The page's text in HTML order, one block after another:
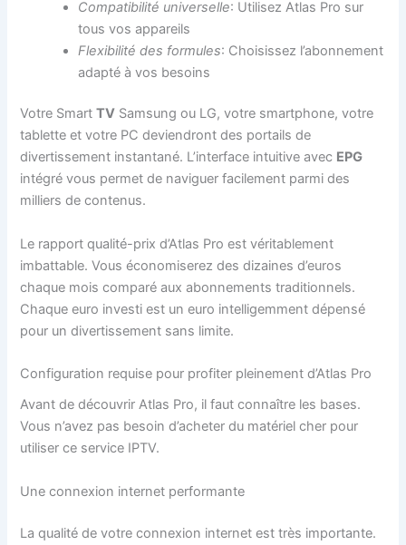
Compatibilité universelle: Utilisez Atlas Pro sur
tous vos appareils
Flexibilité des formules: Choisissez l’abonnement
adapté à vos besoins
Votre SmartTV Samsung ou LG, votre smartphone, votre
tablette et votre PC deviendront des portails de
divertissement instantané. L’interface intuitive avec EPG
intégré vous permet de naviguer facilement parmi des
milliers de contenus.
Le rapport qualité-prix d’Atlas Pro est véritablement
imbattable. Vous économiserez des dizaines d’euros
chaque mois comparé aux abonnements traditionnels.
Chaque euro investi est un euro intelligemment dépensé
pour un divertissement sans limite.
Configuration requise pour profiter pleinement d’Atlas Pro
Avant de découvrir Atlas Pro, il faut connaître les bases.
Vous n’avez pas besoin d’acheter du matériel cher pour
utiliser ce service IPTV.
Une connexion internet performante
La qualité de votre connexion internet est très importante.